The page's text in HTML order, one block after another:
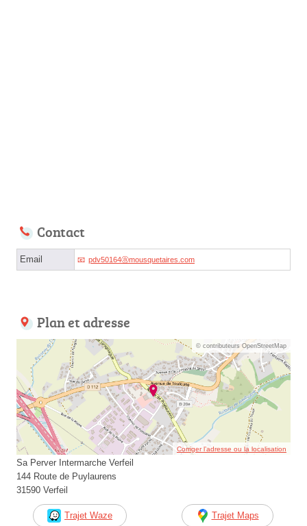
Contact
Email pdv50164ⓐmousquetaires.com
Plan et adresse
© contributeurs OpenStreetMap
Corriger l’adresse ou la localisation
Sa Perver Intermarche Verfeil
144 Route de Puylaurens
31590 Verfeil
Trajet Waze Trajet Maps